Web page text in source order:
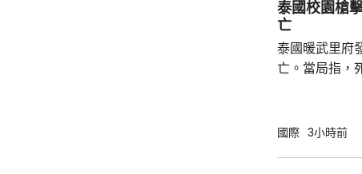
泰國校園槍
亡
泰國暖武里府
亡。當局指，
後來證實自殺
國際 3小時前